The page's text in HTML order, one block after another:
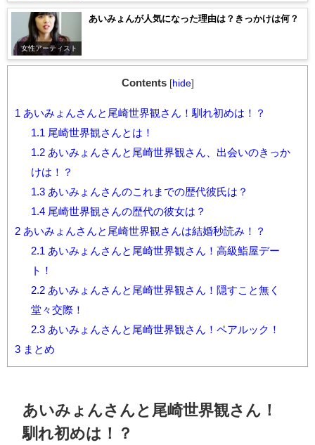
女性アーティスト
あいみょんが人気になった理由は？きっかけは何？
Contents [hide]
1 あいみょんさんと尾崎世界観さん！馴れ初めは！？
1.1 尾崎世界観さんとは！
1.2あいみょんさんと尾崎世界観さん、出会いのきっか
けは！？
1.3あいみょんさんのこれまでの歴代彼氏は？
1.4尾崎世界観さんの歴代の彼女は？
2 あいみょんさんと尾崎世界観さんは結婚秒読み！？
2.1 あいみょんさんと尾崎世界観さん！高級鮨屋デー
ト！
2.2あいみょんさんと尾崎世界観さん！隠すこと無く
堂々交際！
2.3あいみょんさんと尾崎世界観さん！ペアルック！
3 まとめ
あいみょんさんと尾崎世界観さん！
馴れ初めは！？